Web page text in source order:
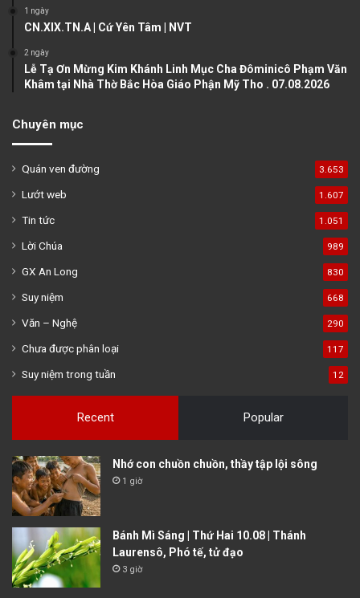
1 ngày
CN.XIX.TN.A | Cứ Yên Tâm | NVT
2 ngày
Lễ Tạ Ơn Mừng Kim Khánh Linh Mục Cha Đôminicô Phạm Văn
Khâm tại Nhà Thờ Bắc Hòa Giáo Phận Mỹ Tho . 07.08.2026
Chuyên mục
Quán ven đường 3.653
Lướt web 1.607
Tin tức 1.051
Lời Chúa 989
GX An Long 830
Suy niệm 668
Văn – Nghệ 290
Chưa được phân loại 117
Suy niệm trong tuần 12
Recent Popular
Nhớ con chuồn chuồn, thầy tập lội sông
1 giờ
Bánh Mì Sáng | Thứ Hai 10.08 | Thánh
Laurensô, Phó tế, tử đạo
3 giờ